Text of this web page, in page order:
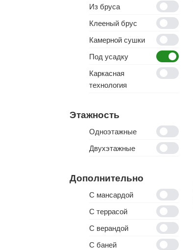
Из бруса
Клееный брус
Камерной сушки
Под усадку
Каркасная
технология
Этажность
Одноэтажные
Двухэтажные
Дополнительно
С мансардой
С террасой
С верандой
С баней